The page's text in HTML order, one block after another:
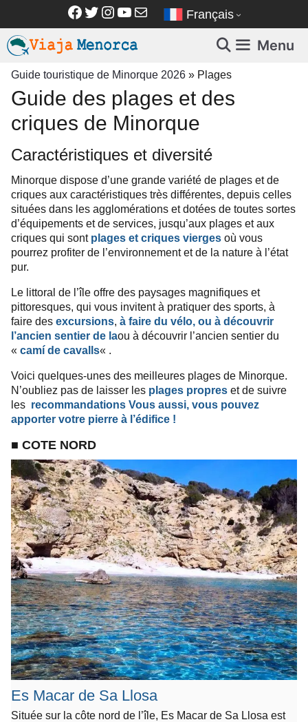
contenu
Facebook
Twitter
Instagram
YouTube
E-mail Français
Menu
Guide touristique de Minorque 2026 » Plages
Guide des plages et des
criques de Minorque
Caractéristiques et diversité
Minorque dispose d’une grande variété de plages et de
criques aux caractéristiques très différentes, depuis celles
situées dans les agglomérations et dotées de toutes sortes
d’équipements et de services, jusqu’aux plages et aux
criques qui sont plages et criques vierges où vous
pourrez profiter de l’environnement et de la nature à l’état
pur.
Le littoral de l’île offre des paysages magnifiques et
pittoresques, qui vous invitent à pratiquer des sports, à
faire des excursions, à faire du vélo, ou à découvrir
l’ancien sentier de laou à découvrir l’ancien sentier du
« camí de cavalls« .
Voici quelques-unes des meilleures plages de Minorque.
N’oubliez pas de laisser les plages propres et de suivre
les recommandations Vous aussi, vous pouvez
apporter votre pierre à l’édifice !
■ COTE NORD
Es Macar de Sa Llosa
Située sur la côte nord de l’île, Es Macar de Sa Llosa est